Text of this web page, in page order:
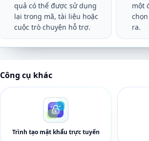
quả có thể được sử dụng
lại trong mã, tài liệu hoặc
cuộc trò chuyện hỗ trợ.
một
ra.
Công cụ khác
Trình tạo mật khẩu trực tuyến